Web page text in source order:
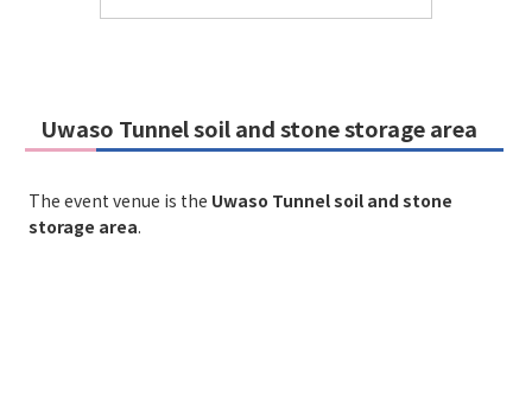
Uwaso Tunnel soil and stone storage area
The event venue is the Uwaso Tunnel soil and stone
storage area.